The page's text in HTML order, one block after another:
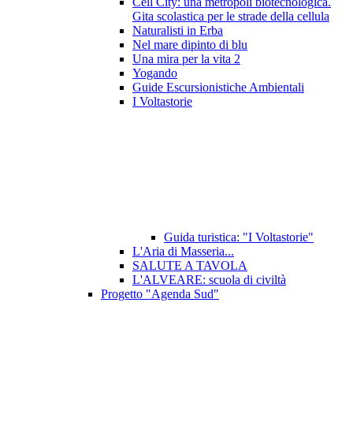
Gita scolastica per le strade della cellula
Naturalisti in Erba
Nel mare dipinto di blu
Una mira per la vita 2
Yogando
Guide Escursionistiche Ambientali
I Voltastorie
Guida turistica: "I Voltastorie"
L'Aria di Masseria...
SALUTE A TAVOLA
L'ALVEARE: scuola di civiltà
Progetto "Agenda Sud"